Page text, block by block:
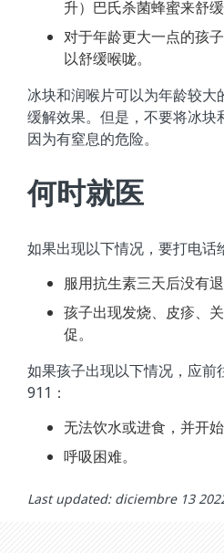
升）巴氏杀菌蜂蜜来舒
对于年龄更大一点的孩
以舒缓喉咙。
冰块和润喉片可以为年龄较
缓解效果。但是，不要将冰块
因为有窒息的危险。
何时就医
如果出现以下情况，要打电话
服用抗生素三天后没有
孩子出现发烧、皮疹、
促。
如果孩子出现以下情况，应前
911：
无法饮水或进食，并开
呼吸困难。
Last updated: diciembre 13